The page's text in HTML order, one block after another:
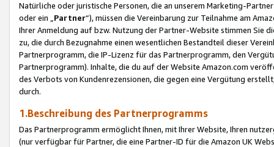
Natürliche oder juristische Personen, die an unserem Marketing-
oder ein „Partner“), müssen die Vereinbarung zur Teilnahme am
Ihrer Anmeldung auf bzw. Nutzung der Partner-Website stimmen Sie
zu, die durch Bezugnahme einen wesentlichen Bestandteil dieser
Partnerprogramm, die IP-Lizenz für das Partnerprogramm, den
Partnerprogramm). Inhalte, die du auf der Website Amazon.com
des Verbots von Kundenrezensionen, die gegen eine Vergütung
durch.
1.Beschreibung des Partnerprogramms
Das Partnerprogramm ermöglicht Ihnen, mit Ihrer Website, Ihren
(nur verfügbar für Partner, die eine Partner-ID für die Amazon UK